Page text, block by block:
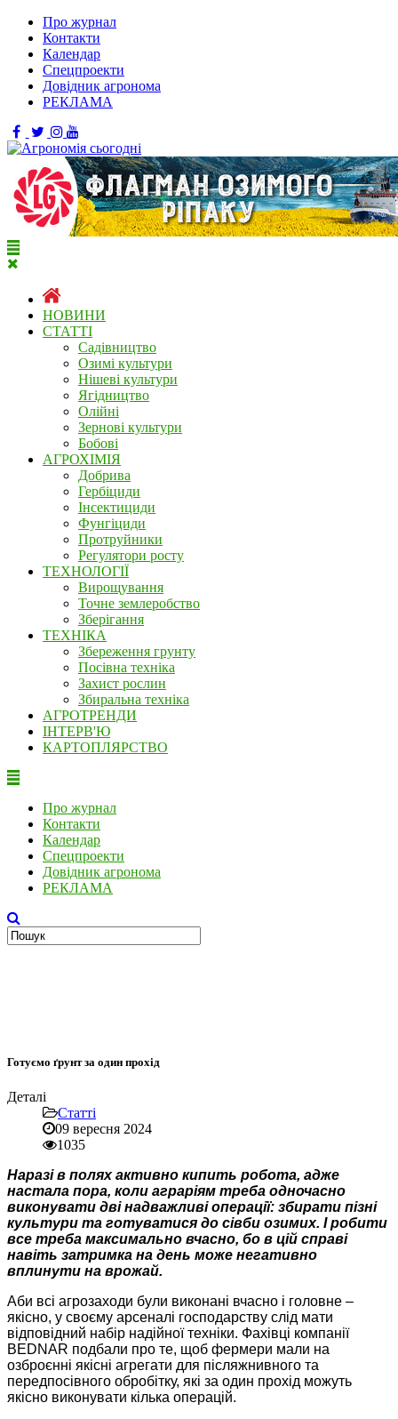
Про журнал
Контакти
Календар
Спецпроекти
Довідник агронома
РЕКЛАМА
НОВИНИ
СТАТТІ
Садівництво
Озимі культури
Нішеві культури
Ягідництво
Олійні
Зернові культури
Бобові
АГРОХІМІЯ
Добрива
Гербіциди
Інсектициди
Фунгіциди
Протруйники
Регулятори росту
ТЕХНОЛОГІЇ
Вирощування
Точне землеробство
Зберігання
ТЕХНІКА
Збереження грунту
Посівна техніка
Захист рослин
Збиральна техніка
АГРОТРЕНДИ
ІНТЕРВ'Ю
КАРТОПЛЯРСТВО
Про журнал
Контакти
Календар
Спецпроекти
Довідник агронома
РЕКЛАМА
Готуємо ґрунт за один прохід
Деталі
Статті
09 вересня 2024
1035
Наразі в полях активно кипить робота, адже
настала пора, коли аграріям треба одночасно
виконувати дві надважливі операції: збирати пізні
культури та готуватися до сівби озимих. І робити
все треба максимально вчасно, бо в цій справі
навіть затримка на день може негативно
вплинути на врожай.
Аби всі агрозаходи були виконані вчасно і головне –
якісно, у своєму арсеналі господарству слід мати
відповідний набір надійної техніки. Фахівці компанії
BEDNAR подбали про те, щоб фермери мали на
озброєнні якісні агрегати для післяжнивного та
передпосівного обробітку, які за один прохід можуть
якісно виконувати кілька операцій.